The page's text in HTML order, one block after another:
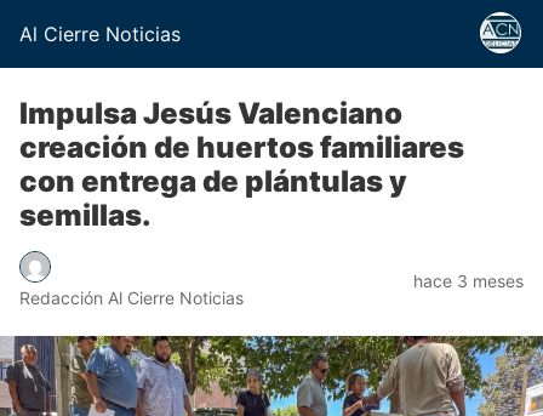
Al Cierre Noticias
Impulsa Jesús Valenciano
creación de huertos familiares
con entrega de plántulas y
semillas.
Redacción Al Cierre Noticias
hace 3 meses